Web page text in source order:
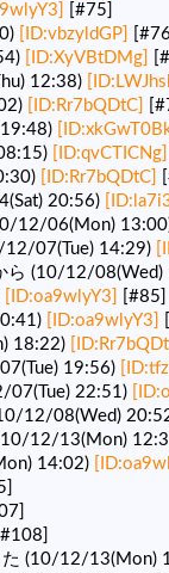
[#75]
[ID:vbzyldGP] [#76]
[ID:XyVBtDMg]
12:38)
[ID:Rr7bQDtC]
[ID:qvCTICNg]
[ID:Rr7bQDtC]
20:56)
12/06(Mon)
07(Tue) 14:29)
ら (10/12/08(Wed)
[ID:oa9wlyY3] [#85]
[ID:oa9wlyY3]
18:22)
19:56)
07(Tue) 22:51)
12/08(Wed)
12/13(Mon)
14:02)
[#108]
(10/12/13(Mon)